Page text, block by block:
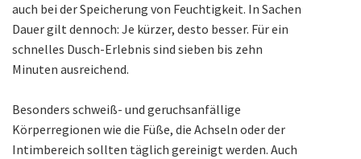
auch bei der Speicherung von Feuchtigkeit. In Sachen
Dauer gilt dennoch: Je kürzer, desto besser. Für ein
schnelles Dusch-Erlebnis sind sieben bis zehn
Minuten ausreichend.
Besonders schweiß- und geruchsanfällige
Körperregionen wie die Füße, die Achseln oder der
Intimbereich sollten täglich gereinigt werden. Auch